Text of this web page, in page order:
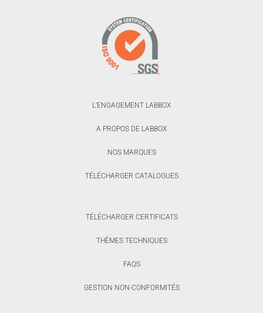
L’ENGAGEMENT LABBOX
A PROPOS DE LABBOX
NOS MARQUES
TÉLÉCHARGER CATALOGUES
TÉLÉCHARGER CERTIFICATS
THÈMES TECHNIQUES
FAQS
GESTION NON-CONFORMITÉS